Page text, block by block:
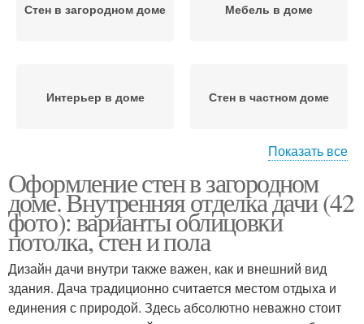
Стен в загородном доме Мебель в доме
Интерьер в доме Стен в частном доме
Стен в доме
Показать все
Оформление стен в загородном
доме. Внутренняя отделка дачи (42
фото): варианты облицовки
потолка, стен и пола
Дизайн дачи внутри также важен, как и внешний вид
здания. Дача традиционно считается местом отдыха и
единения с природой. Здесь абсолютно неважно стоит